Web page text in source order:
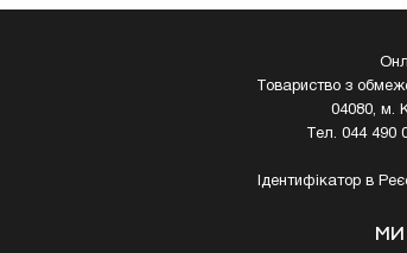
Товариство з
04080, м.
Тел. 044 490
Ідентифікатор в
МИ